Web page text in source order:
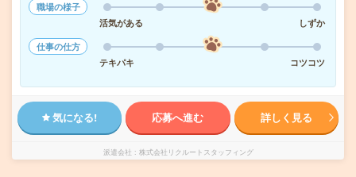
職場の様子
活気がある
しずか
仕事の仕方
テキパキ
コツコツ
気になる! 応募へ進む 詳しく見る
派遣会社 株式会社リクルートスタッフィング